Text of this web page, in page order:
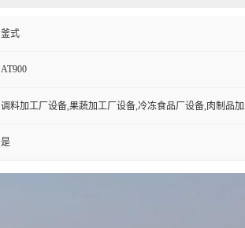
釜式
AT900
调料加工厂设备,果蔬加工厂设备,冷冻食品厂设备,肉制品
是